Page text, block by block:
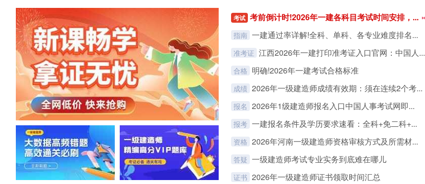
考试 考前倒计时!2026年一建各科目考试时间安排，...
指南 一建通过率详解!全科、单科、各专业难度排名...
准考证 江西2026年一建打印准考证入口官网：中国人...
合格 明确!2026年一建考试合格标准
成绩 2026年一级建造师成绩有效期：须在连续2个考...
报名 2026年1级建造师报名入口中国人事考试网即...
报考 一建报名条件及学历要求速看：全科+免二科+...
资格 2026年河南一级建造师资格审核方式及所需材...
答疑 一级建造师考试专业实务到底难在哪儿
证书 2026年一级建造师证书领取时间汇总